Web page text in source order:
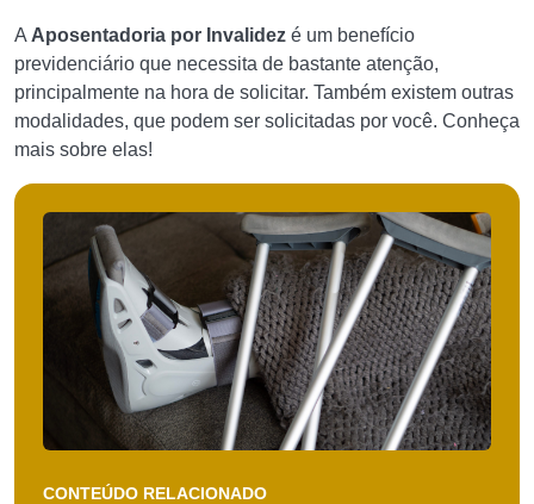
A Aposentadoria por Invalidez é um benefício
previdenciário que necessita de bastante atenção,
principalmente na hora de solicitar. Também existem outras
modalidades, que podem ser solicitadas por você. Conheça
mais sobre elas!
CONTEÚDO RELACIONADO